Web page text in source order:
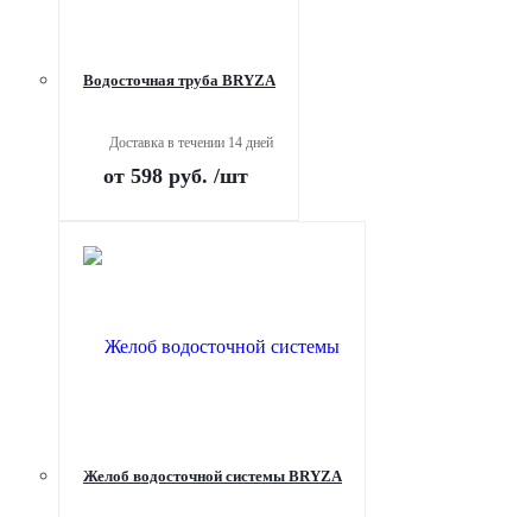
Водосточная труба BRYZA
Доставка в течении 14 дней
от 598 руб. /шт
Желоб водосточной системы BRYZA